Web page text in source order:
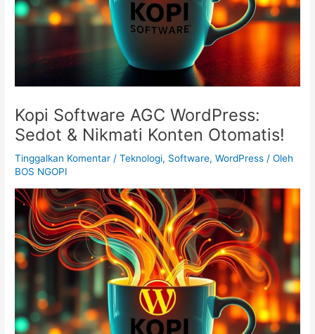
Kopi Software AGC WordPress:
Sedot & Nikmati Konten Otomatis!
Tinggalkan Komentar /Teknologi, Software, WordPress / Oleh
BOS NGOPI